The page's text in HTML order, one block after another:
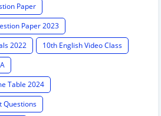
Paper
Paper 2023
2022
10th English Video Class
Table 2024
Questions